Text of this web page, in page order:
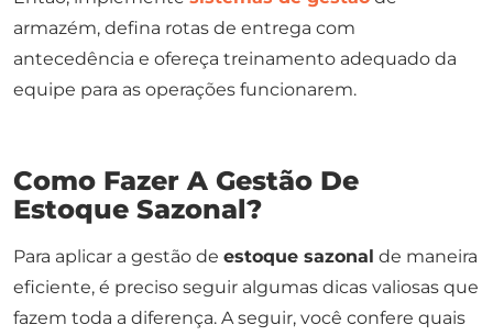
armazém, defina rotas de entrega com
antecedência e ofereça treinamento adequado da
equipe para as operações funcionarem.
Como Fazer A Gestão De
Estoque Sazonal?
Para aplicar a gestão de estoque sazonal de maneira
eficiente, é preciso seguir algumas dicas valiosas que
fazem toda a diferença. A seguir, você confere quais